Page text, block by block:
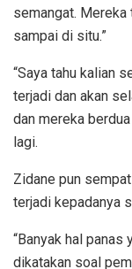
semangat.
sampai di situ.”
“Saya tahu kalian
terjadi dan akan
dan mereka
lagi.
Zidane pun
terjadi kepadanya
“Banyak hal panas
dikatakan soal